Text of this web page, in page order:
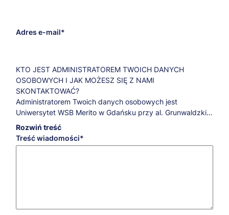
Adres e-mail
KTO JEST ADMINISTRATOREM TWOICH DANYCH
OSOBOWYCH I JAK MOŻESZ SIĘ Z NAMI
SKONTAKTOWAĆ?
Administratorem Twoich danych osobowych jest
Uniwersytet WSB Merito w Gdańsku przy al. Grunwaldzkiej
238A.
Jeśli masz pytania dotyczące przetwarzania Twoich
danych osobowych oraz przysługujących Ci praw,
OSOBOWE?
Rozwiń treść
Treść wiadomości